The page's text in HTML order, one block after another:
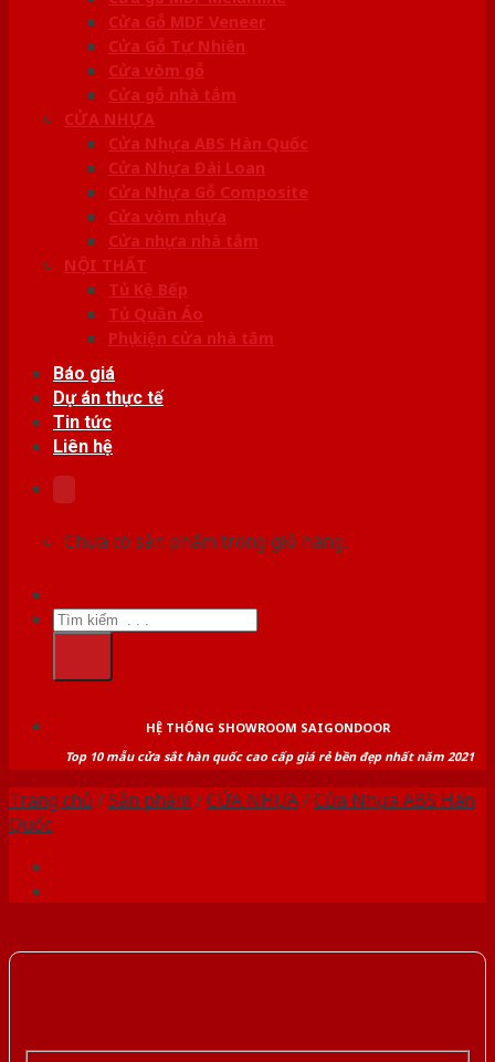
Cửa Gỗ MDF Veneer
Cửa Gỗ Tự Nhiên
Cửa vòm gỗ
Cửa gỗ nhà tắm
CỬA NHỰA
Cửa Nhựa ABS Hàn Quốc
Cửa Nhựa Đài Loan
Cửa Nhựa Gỗ Composite
Cửa vòm nhựa
Cửa nhựa nhà tắm
NỘI THẤT
Tủ Kệ Bếp
Tủ Quần Áo
Phụ kiện cửa nhà tắm
Báo giá
Dự án thực tế
Tin tức
Liên hệ
Chưa có sản phẩm trong giỏ hàng.
Tìm
kiếm:
HỆ THỐNG SHOWROOM SAIGONDOOR
Top 10 mẫu cửa sắt hàn quốc cao cấp giá rẻ bền đẹp nhất năm 2021
Trang chủ /Sản phẩm /CỬA NHỰA/Cửa Nhựa ABS Hàn
Quốc